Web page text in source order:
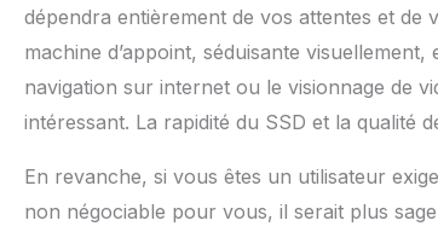
dépendra entièrement de vos attentes et de
machine d’appoint, séduisante
navigation sur internet ou le visionnage de
intéressant. La rapidité du SSD et la qualité
En revanche, si vous êtes un utilisateur
non négociable pour vous, il serait plus